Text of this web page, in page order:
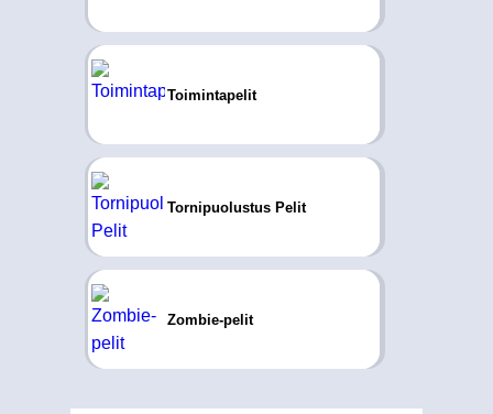
Toimintapelit
Tornipuolustus Pelit
Zombie-pelit